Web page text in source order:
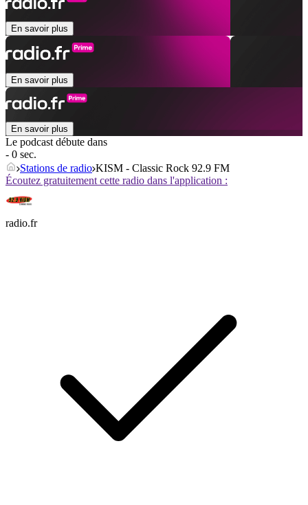
En savoir plus
En savoir plus
En savoir plus
Le podcast débute dans
- 0 sec.
Stations de radio KISM - Classic Rock 92.9 FM
Écoutez gratuitement cette radio dans l'application :
radio.fr